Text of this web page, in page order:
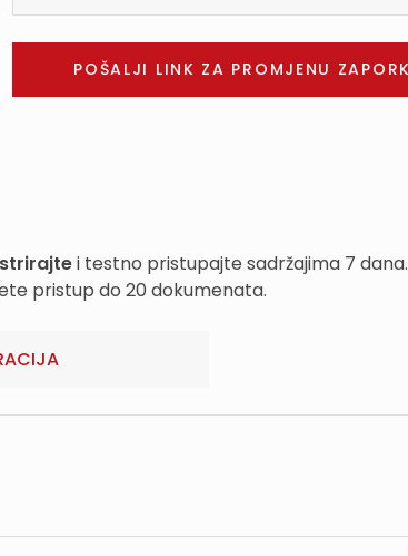
i testno pristupajte sadržajima 7 dana.
pristup do 20 dokumenata.